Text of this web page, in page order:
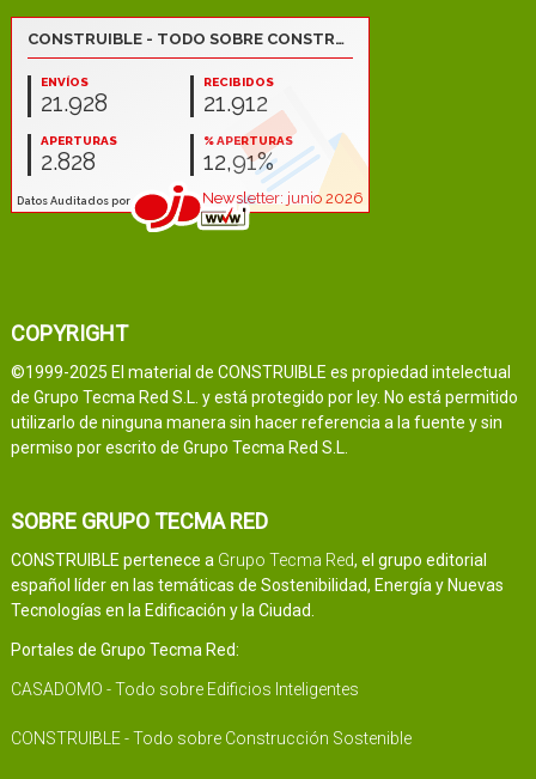
COPYRIGHT
©1999-2025 El material de CONSTRUIBLE es propiedad intelectual
de Grupo Tecma Red S.L. y está protegido por ley. No está permitido
utilizarlo de ninguna manera sin hacer referencia a la fuente y sin
permiso por escrito de Grupo Tecma Red S.L.
SOBRE GRUPO TECMA RED
CONSTRUIBLE pertenece a Grupo Tecma Red, el grupo editorial
español líder en las temáticas de Sostenibilidad, Energía y Nuevas
Tecnologías en la Edificación y la Ciudad.
Portales de Grupo Tecma Red:
CASADOMO - Todo sobre Edificios Inteligentes
CONSTRUIBLE - Todo sobre Construcción Sostenible